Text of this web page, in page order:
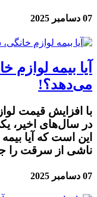
07 دسامبر 2025
آیا بیمه
می‌دهد؟!
با افزایش قیمت
در سال‌های اخیر،
این است که آیا
ناشی از سرقت را
07 دسامبر 2025